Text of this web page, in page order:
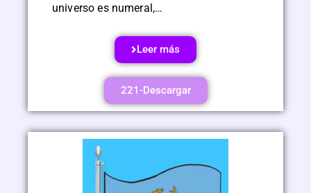
universo es numeral,…
Leer más
221-Descargar